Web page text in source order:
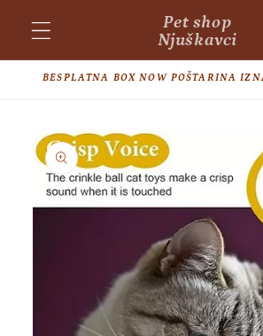
content
Pet shop
Njuškavci
BESPLATNA BOX NOW POŠTARINA
Skip to
product
information